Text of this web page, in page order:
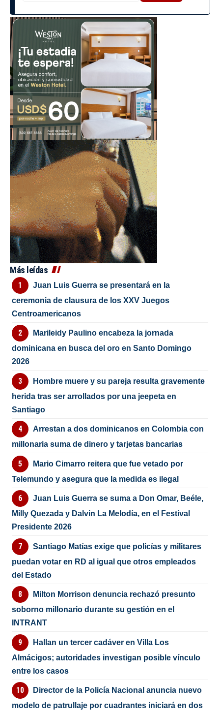
Más leídas
Juan Luis Guerra se presentará en la
ceremonia de clausura de los XXV Juegos
Centroamericanos
Marileidy Paulino encabeza la jornada
dominicana en busca del oro en Santo Domingo
2026
Hombre muere y su pareja resulta gravemente
herida tras ser arrollados por una jeepeta en
Santiago
Arrestan a dos dominicanos en Colombia con
millonaria suma de dinero y tarjetas bancarias
Mario Cimarro reitera que fue vetado por
Telemundo y asegura que la medida es ilegal
Juan Luis Guerra se suma a Don Omar, Beéle,
Milly Quezada y Dalvin La Melodía, en el Festival
Presidente 2026
Santiago Matías exige que policías y militares
puedan votar en RD al igual que otros empleados
del Estado
Milton Morrison denuncia rechazó presunto
soborno millonario durante su gestión en el
INTRANT
Hallan un tercer cadáver en Villa Los
Almácigos; autoridades investigan posible vínculo
entre los casos
Director de la Policía Nacional anuncia nuevo
modelo de patrullaje por cuadrantes iniciará en dos